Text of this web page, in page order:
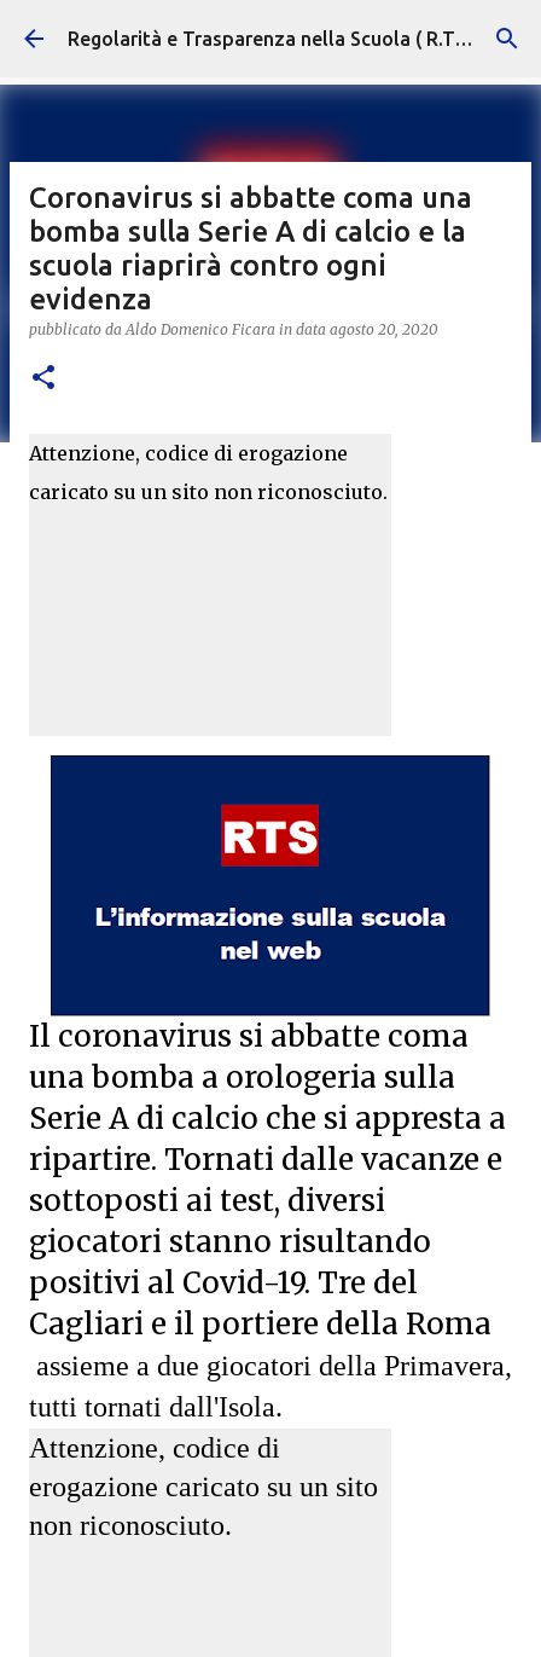
Passa ai contenuti principali Regolarità e Trasparenza nella Scuola ( R.T.S. )
Coronavirus si abbatte coma una
bomba sulla Serie A di calcio e la
scuola riaprirà contro ogni
evidenza
pubblicato daAldo Domenico Ficara in data agosto 20, 2020
Attenzione, codice di erogazione
caricato su un sito non riconosciuto.
Il coronavirus si abbatte coma
una bomba a orologeria sulla
Serie A di calcio che si appresta a
ripartire. Tornati dalle vacanze e
sottoposti ai test, diversi
giocatori stanno risultando
positivi al Covid-19. Tre del
Cagliari e il portiere della Roma
assieme a due giocatori della Primavera,
tutti tornati dall'Isola.
Attenzione, codice di
erogazione caricato su un sito
non riconosciuto.